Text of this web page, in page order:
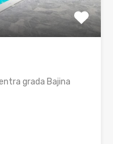
grada Bajina